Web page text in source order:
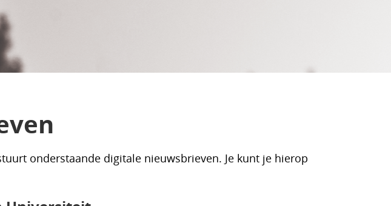
onderstaande digitale nieuwsbrieven. Je kunt je hierop